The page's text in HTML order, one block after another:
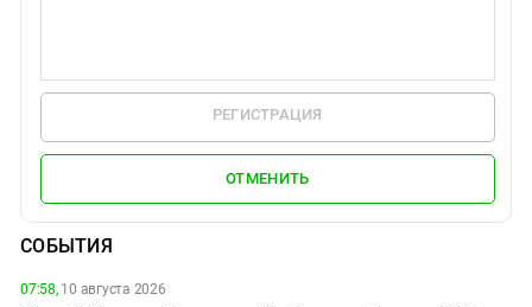
РЕГИСТРАЦИЯ
ОТМЕНИТЬ
СОБЫТИЯ
07:58,10 августа 2026